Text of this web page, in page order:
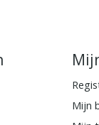
Mijn